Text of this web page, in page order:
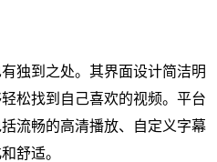
独到之处。其界面设计简洁明
松找到自己喜欢的视频。平台
流畅的高清播放、自定义字幕
舒适。